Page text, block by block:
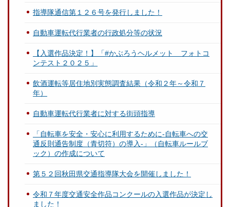
指導隊通信第１２６号を発行しました！
自動車運転代行業者の行政処分等の状況
【入選作品決定！】「#かぶろうヘルメット フォトコ
ンテスト２０２５」
飲酒運転等居住地別実態調査結果（令和２年～令和７
年）
自動車運転代行業者に対する街頭指導
「自転車を安全・安心に利用するために-自転車への交
通反則通告制度（青切符）の導入-」（自転車ルールブ
ック）の作成について
第５２回秋田県交通指導隊大会を開催しました！
令和７年度交通安全作品コンクールの入選作品が決定し
ました！